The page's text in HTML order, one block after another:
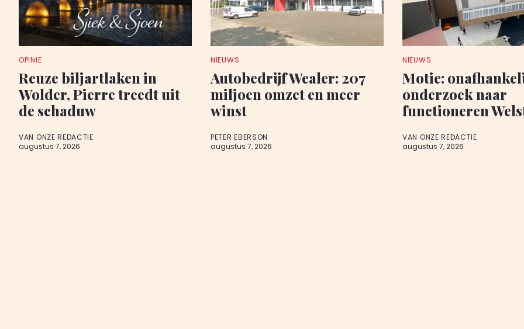
OPINIE
Reuze biljartlaken in
Wolder, Pierre treedt uit
de schaduw
VAN ONZE REDACTIE
augustus 7, 2026
NIEUWS
Autobedrijf Wealer: 207
miljoen omzet en meer
winst
PETER EBERSON
augustus 7, 2026
NIEUWS
Motie:
onderzoek naar
functioneren
VAN ONZE REDACTIE
augustus 7, 2026